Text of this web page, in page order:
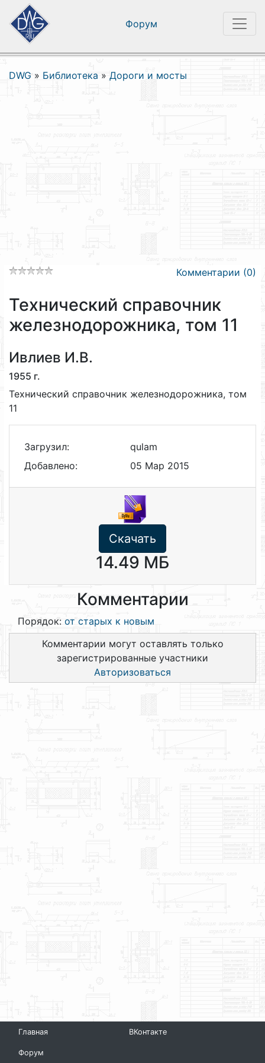
Форум
DWG » Библиотека » Дороги и мосты
Комментарии (0)
Технический справочник
железнодорожника, том 11
Ивлиев И.В.
1955 г.
Технический справочник железнодорожника, том
11
Загрузил:
qulam
Добавлено:
05 Мар 2015
Скачать
14.49 МБ
Комментарии
Порядок: от старых к новым
Комментарии могут оставлять только
зарегистрированные участники
Авторизоваться
Главная
Форум
ВКонтакте